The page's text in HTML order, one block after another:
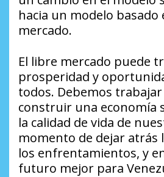
hacia un modelo basado
mercado.
El libre mercado puede
prosperidad y
todos. Debemos
construir una economía
la calidad de vida de
momento de dejar atrás
los enfrentamientos, y
futuro mejor para